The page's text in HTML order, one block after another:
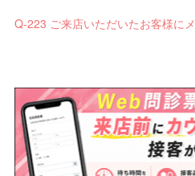
Q-223 ご来店いただいたお客様に